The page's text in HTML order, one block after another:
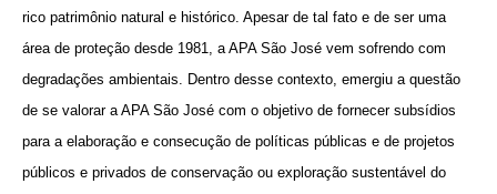
rico patrimônio natural e histórico. Apesar de tal fato e de ser uma
área de proteção desde 1981, a APA São José vem sofrendo com
degradações ambientais. Dentro desse contexto, emergiu a questão
de se valorar a APA São José com o objetivo de fornecer subsídios
para a elaboração e consecução de políticas públicas e de projetos
públicos e privados de conservação ou exploração sustentável do